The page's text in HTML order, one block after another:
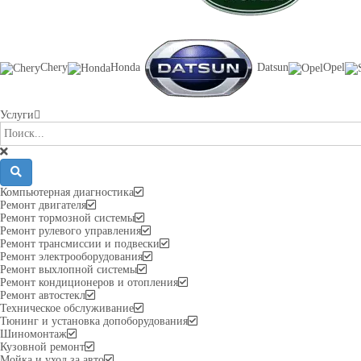
Chery Honda Datsun Opel
Услуги
Компьютерная диагностика
Ремонт двигателя
Ремонт тормозной системы
Ремонт рулевого управления
Ремонт трансмиссии и подвески
Ремонт электрооборудования
Ремонт выхлопной системы
Ремонт кондиционеров и отопления
Ремонт автостекл
Техническое обслуживание
Тюнинг и установка допоборудования
Шиномонтаж
Кузовной ремонт